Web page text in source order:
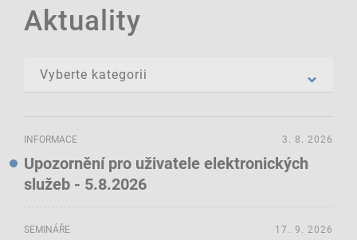
Aktuality
INFORMACE
Upozornění pro uživatele elektronických
služeb - 5.8.2026
3. 8. 2026
SEMINÁŘE 17. 9. 2026